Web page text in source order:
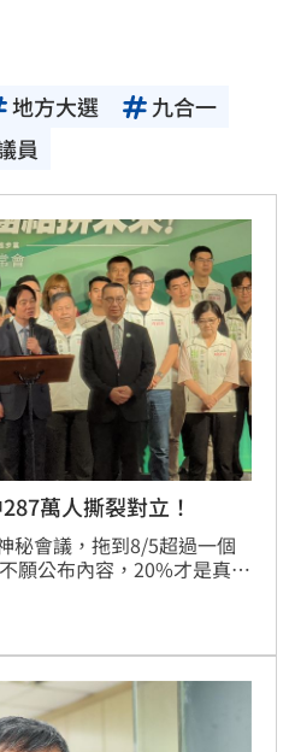
地方大選
九合一
員
萬人撕裂對立！
秘會議，拖到8/5超過一個
願公布內容，20%才是真正
或〔台糖〕，就是和台中